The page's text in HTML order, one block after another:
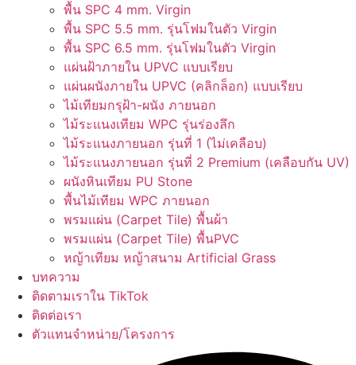
พื้น SPC 4 mm. Virgin
พื้น SPC 5.5 mm. รุ่นโฟมในตัว Virgin
พื้น SPC 6.5 mm. รุ่นโฟมในตัว Virgin
แผ่นฝ้าภายใน UPVC แบบเรียบ
แผ่นผนังภายใน UPVC (คลิกล็อก) แบบเรียบ
ไม้เทียมกรุฝ้า-ผนัง ภายนอก
ไม้ระแนงเทียม WPC รุ่นร่องลึก
ไม้ระแนงภายนอก รุ่นที่ 1 (ไม่เคลือบ)
ไม้ระแนงภายนอก รุ่นที่ 2 Premium (เคลือบกัน UV)
ผนังหินเทียม PU Stone
พื้นไม้เทียม WPC ภายนอก
พรมแผ่น (Carpet Tile) พื้นผ้า
พรมแผ่น (Carpet Tile) พื้นPVC
หญ้าเทียม หญ้าสนาม Artificial Grass
บทความ
ติดตามเราใน TikTok
ติดต่อเรา
ตัวแทนจำหน่าย/โครงการ